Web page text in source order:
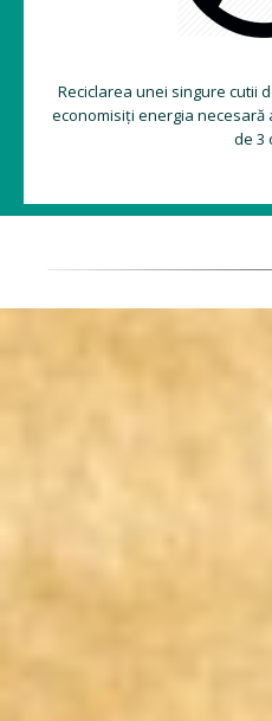
Reciclarea unei singure cutii
economisiți energia necesară
de 3